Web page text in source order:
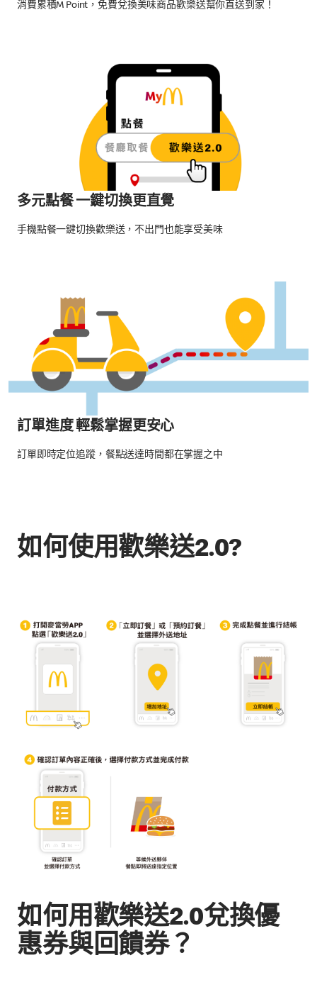
消費累積M Point，免費兌換美味商品歡樂送幫你直送到家！
多元點餐 一鍵切換更直覺
手機點餐一鍵切換歡樂送，不出門也能享受美味
訂單進度 輕鬆掌握更安心
訂單即時定位追蹤，餐點送達時間都在掌握之中
如何使用歡樂送2.0?
如何用歡樂送2.0兌換優
惠券與回饋券？